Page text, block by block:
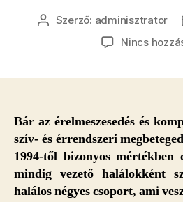
Bejegyzés
Szerző: adminisztrator
Nincs
Bár az érelmeszesedés és
szív- és érrendszeri
1994-től bizonyos mértékben
mindig vezető halálokként
halálos négyes csoport, ami